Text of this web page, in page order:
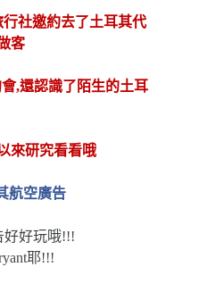
社邀約去了土耳其代
客
,還認識了陌生的土耳
來研究看看哦
航空廣告
好好玩哦!!!
耶!!!